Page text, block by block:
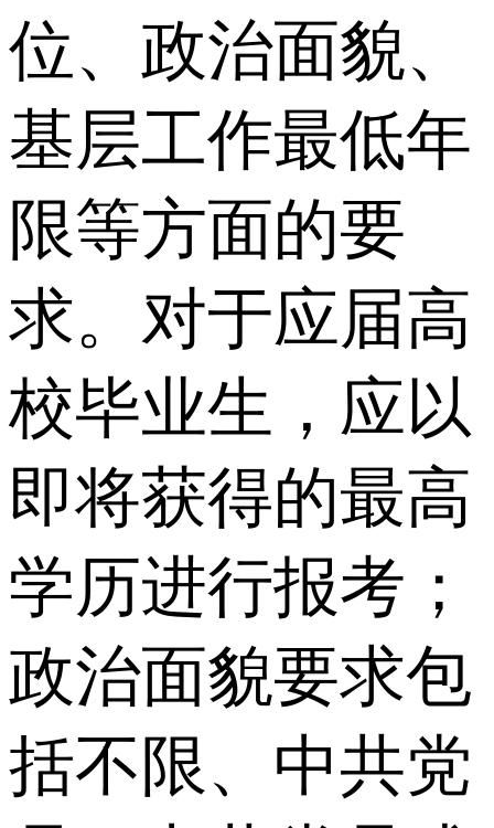
位、政治面貌、
基层工作最低年
限等方面的要
求。对于应届高
校毕业生，应以
即将获得的最高
学历进行报考；
政治面貌要求包
括不限、中共党